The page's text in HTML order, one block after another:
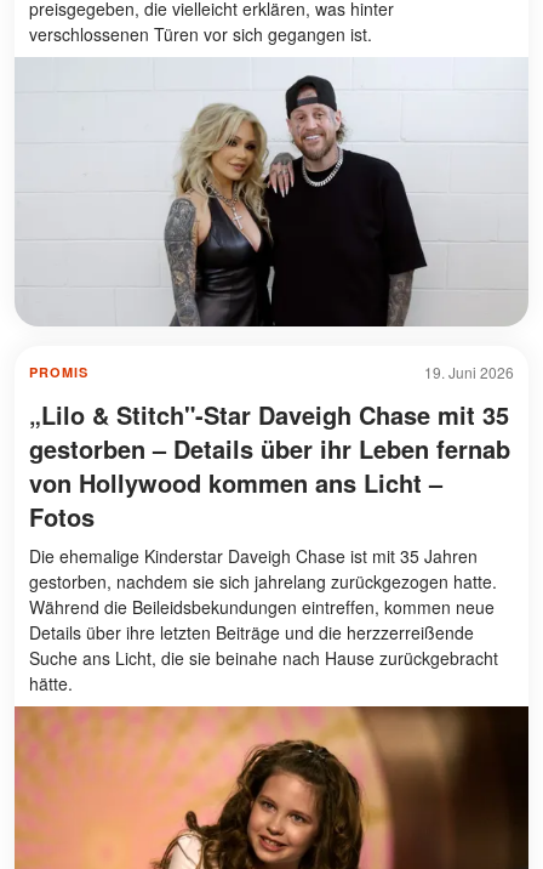
preisgegeben, die vielleicht erklären, was hinter
verschlossenen Türen vor sich gegangen ist.
19. Juni 2026
PROMIS
„Lilo & Stitch"-Star Daveigh Chase mit 35
gestorben – Details über ihr Leben fernab
von Hollywood kommen ans Licht –
Fotos
Die ehemalige Kinderstar Daveigh Chase ist mit 35 Jahren
gestorben, nachdem sie sich jahrelang zurückgezogen hatte.
Während die Beileidsbekundungen eintreffen, kommen neue
Details über ihre letzten Beiträge und die herzzerreißende
Suche ans Licht, die sie beinahe nach Hause zurückgebracht
hätte.